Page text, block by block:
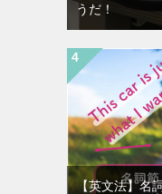
うだ！
【英文法】名